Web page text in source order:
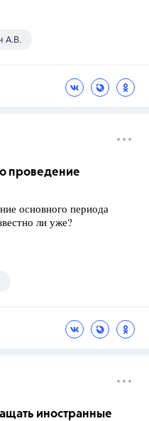
А.В.
проведение
основного периода
ли уже?
иностранные